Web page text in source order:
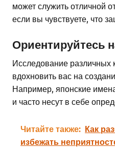
может служить отличной
если вы чувствуете, что
Ориентируйтесь
Исследование различных
вдохновить вас на
Например, японские
и часто несут в себе
Читайте также: Как
избежать